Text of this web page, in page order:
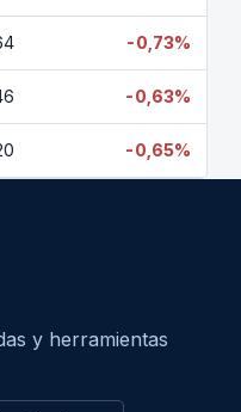
-0,73%
-0,63%
-0,65%
y herramientas